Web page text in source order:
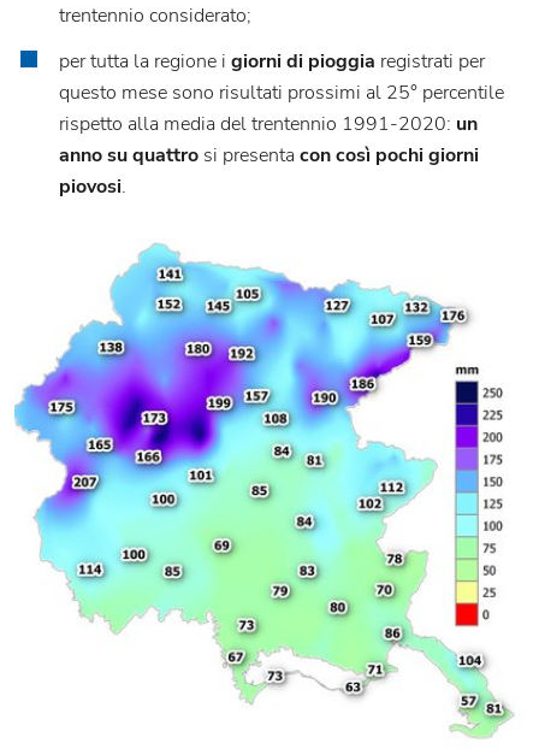
trentennio considerato;
per tutta la regione i giorni di pioggia registrati per
questo mese sono risultati prossimi al 25° percentile
rispetto alla media del trentennio 1991-2020: un
anno su quattro si presenta con così pochi giorni
piovosi.